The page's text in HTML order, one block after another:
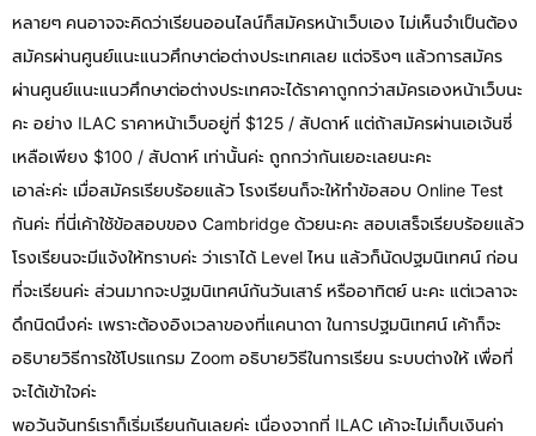
หลายๆ คนอาจจะคิดว่าเรียนออนไลน์ก็สมัครหน้าเว็บเอง ไม่เห็นจำเป็นต้อง
สมัครผ่านศูนย์แนะแนวศึกษาต่อต่างประเทศเลย แต่จริงๆ แล้วการสมัคร
ผ่านศูนย์แนะแนวศึกษาต่อต่างประเทศจะได้ราคาถูกกว่าสมัครเองหน้าเว็บนะ
คะ อย่าง ILAC ราคาหน้าเว็บอยู่ที่ $125 / สัปดาห์ แต่ถ้าสมัครผ่านเอเจ้นซี่
เหลือเพียง $100 / สัปดาห์ เท่านั้นค่ะ ถูกกว่ากันเยอะเลยนะคะ
เอาล่ะค่ะ เมื่อสมัครเรียบร้อยแล้ว โรงเรียนก็จะให้ทำข้อสอบ Online Test
กันค่ะ ที่นี่เค้าใช้ข้อสอบของ Cambridge ด้วยนะคะ สอบเสร็จเรียบร้อยแล้ว
โรงเรียนจะมีแจ้งให้ทราบค่ะ ว่าเราได้ Level ไหน แล้วก็นัดปฐมนิเทศน์ ก่อน
ที่จะเรียนค่ะ ส่วนมากจะปฐมนิเทศน์กันวันเสาร์ หรืออาทิตย์ นะคะ แต่เวลาจะ
ดึกนิดนึงค่ะ เพราะต้องอิงเวลาของที่แคนาดา ในการปฐมนิเทศน์ เค้าก็จะ
อธิบายวิธีการใช้โปรแกรม Zoom อธิบายวิธีในการเรียน ระบบต่างให้ เพื่อที่
จะได้เข้าใจค่ะ
พอวันจันทร์เราก็เริ่มเรียนกันเลยค่ะ เนื่องจากที่ ILAC เค้าจะไม่เก็บเงินค่า